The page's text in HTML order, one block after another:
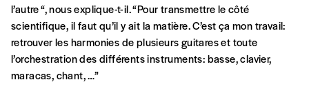
Créer un
compte
Cette valeur peut donc être inférieure, égale
ou supérieure au prix indicatif. De cette
manière, vous soutenez le travail de l’équipe
de rédaction selon vos moyens et vos
motivations.
l’autre “, nous explique-t-il. “Pour transmettre le côté
scientifique, il faut qu’il y ait la matière. C’est ça mon travail:
retrouver les harmonies de plusieurs guitares et toute
l’orchestration des différents instruments: basse, clavier,
maracas, chant, …”